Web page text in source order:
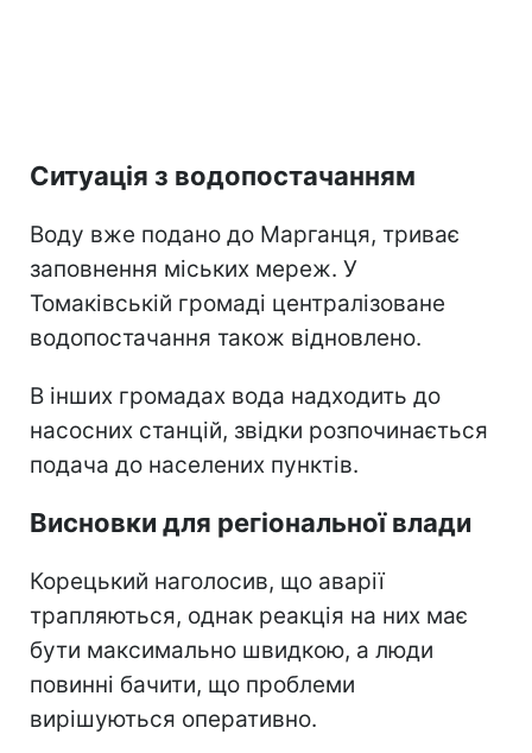
Ситуація з водопостачанням
Воду вже подано до Марганця, триває
заповнення міських мереж. У
Томаківській громаді централізоване
водопостачання також відновлено.
В інших громадах вода надходить до
насосних станцій, звідки розпочинається
подача до населених пунктів.
Висновки для регіональної влади
Корецький наголосив, що аварії
трапляються, однак реакція на них має
бути максимально швидкою, а люди
повинні бачити, що проблеми
вирішуються оперативно.